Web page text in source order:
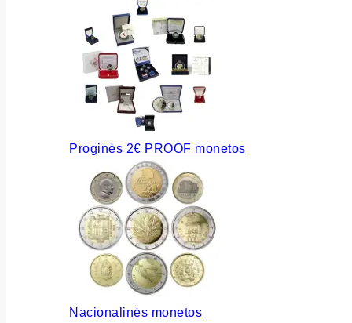
Proginės 2€ PROOF monetos
Nacionalinės monetos